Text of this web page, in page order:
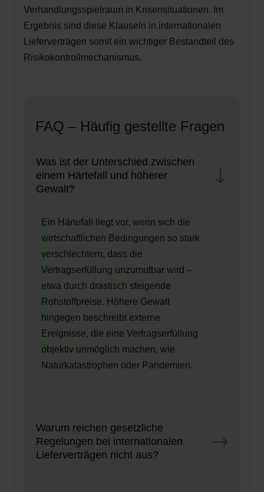
Verhandlungsspielraum in Krisensituationen. Im
Ergebnis sind diese Klauseln in internationalen
Lieferverträgen somit ein wichtiger Bestandteil des
Risikokontrollmechanismus.
FAQ – Häufig gestellte Fragen
Was ist der Unterschied zwischen
einem Härtefall und höherer
Gewalt?
Ein Härtefall liegt vor, wenn sich die
wirtschaftlichen Bedingungen so stark
verschlechtern, dass die
Vertragserfüllung unzumutbar wird –
etwa durch drastisch steigende
Rohstoffpreise. Höhere Gewalt
hingegen beschreibt externe
Ereignisse, die eine Vertragserfüllung
objektiv unmöglich machen, wie
Naturkatastrophen oder Pandemien.
Warum reichen gesetzliche
Regelungen bei internationalen
Lieferverträgen nicht aus?